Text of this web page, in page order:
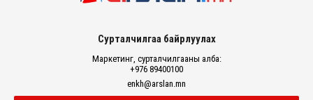
Сурталчилгаа байрлуулах
Маркетинг, сурталчилгааны алба:
+976 89400100
enkh@arslan.mn